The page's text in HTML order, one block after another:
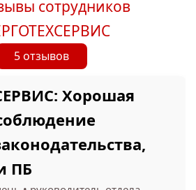
сотрудников
5 отзывов
Хорошая
ПБ